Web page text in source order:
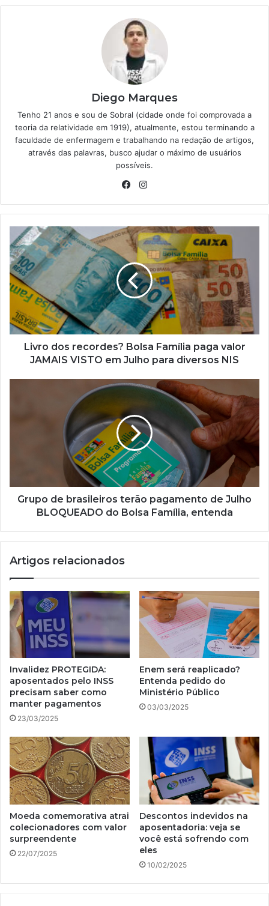
Diego Marques
Tenho 21 anos e sou de Sobral (cidade onde foi comprovada a
teoria da relatividade em 1919), atualmente, estou terminando a
faculdade de enfermagem e trabalhando na redação de artigos,
através das palavras, busco ajudar o máximo de usuários
possíveis.
Facebook
Livro
dos
recordes?
Bolsa
Família
paga
JAMAIS
VISTO
Livro dos recordes? Bolsa Família paga valor
JAMAIS VISTO em Julho para diversos NIS
do
Bolsa
Grupo de brasileiros terão pagamento de Julho
BLOQUEADO do Bolsa Família, entenda
Artigos relacionados
Invalidez PROTEGIDA:
aposentados pelo INSS
precisam saber como
manter pagamentos
23/03/2025
Enem será reaplicado?
Entenda pedido do
Ministério Público
03/03/2025
Moeda comemorativa atrai
colecionadores com valor
surpreendente
22/07/2025
Descontos indevidos na
aposentadoria: veja se
você está sofrendo com
eles
10/02/2025